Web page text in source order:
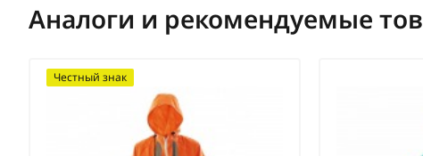
Аналоги и рекомендуемые
Честный знак